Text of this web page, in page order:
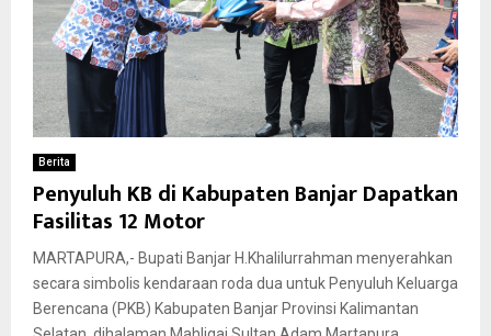
Berita
Penyuluh KB di Kabupaten Banjar Dapatkan
Fasilitas 12 Motor
MARTAPURA,- Bupati Banjar H.Khalilurrahman menyerahkan
secara simbolis kendaraan roda dua untuk Penyuluh Keluarga
Berencana (PKB) Kabupaten Banjar Provinsi Kalimantan